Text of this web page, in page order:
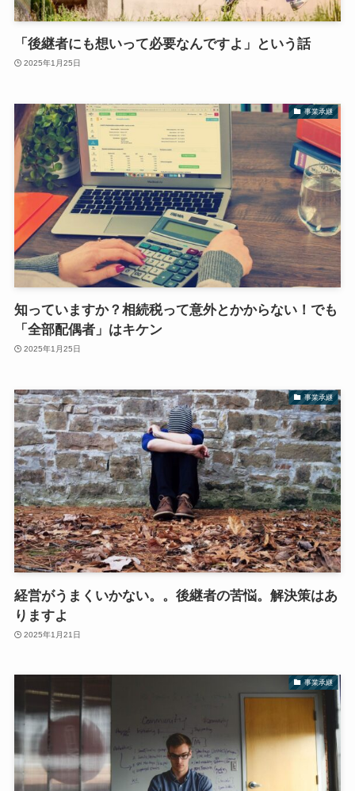
「後継者にも想いって必要なんですよ」という話
2025年1月25日
事業承継
知っていますか？相続税って意外とかからない！でも
「全部配偶者」はキケン
2025年1月25日
事業承継
経営がうまくいかない。。後継者の苦悩。解決策はあ
りますよ
2025年1月21日
事業承継